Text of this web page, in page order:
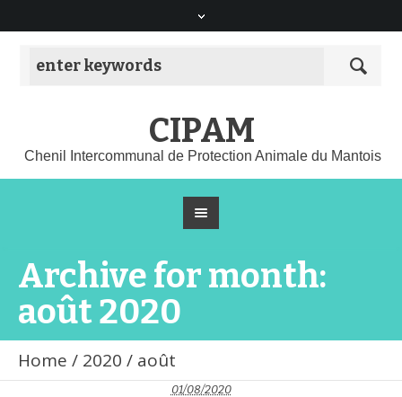
CIPAM
Chenil Intercommunal de Protection Animale du Mantois
Archive for month:
août 2020
Home / 2020 / août
01/08/2020